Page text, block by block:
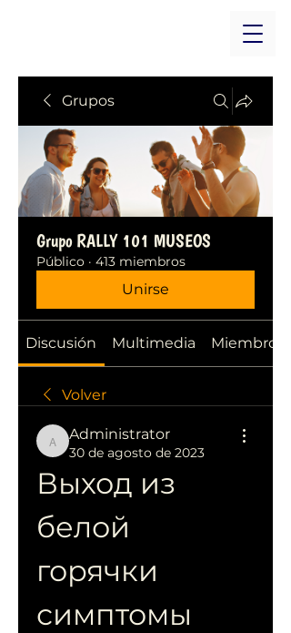
Grupos
Grupo RALLY 101 MUSEOS
Público · 413 miembros
Unirse
Discusión Multimedia Miembros
Volver
Administrator
Administrator
30 de agosto de 2023
Выход из
белой
горячки
симптомы